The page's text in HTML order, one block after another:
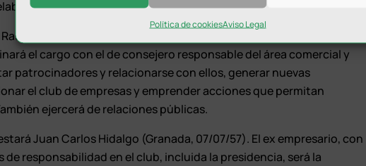
Política de cookiesAviso Legal
la normativa de competición.
Aceituno (Jaén, 10/08/89), consolidado empresario de la
el cargo con el de consejero responsable del área comercial y
patrocinadores y relacionarse con ellos, generar nuevas
el club de empresas y emprender acciones que permitan
ejercerá de relaciones públicas.
Juan Carlos Hidalgo (Granada, 07/07/57). El ex empresario, con
responsabilidad en el club, incluida la presidencia, será la